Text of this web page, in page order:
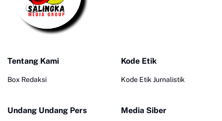
Tentang Kami
Box Redaksi
Kode Etik
Kode Etik Jurnalistik
Undang Undang Pers Media Siber